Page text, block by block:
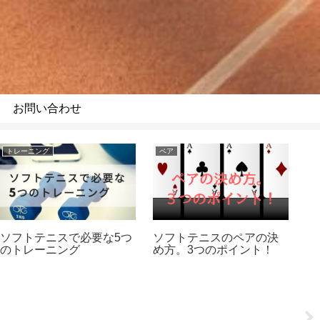
お問い合わせ
トレーニング
ソフトテニスで必要な5つ
のトレーニング
ペア
ソフトテニスのペアの決
め方。3つのポイント！